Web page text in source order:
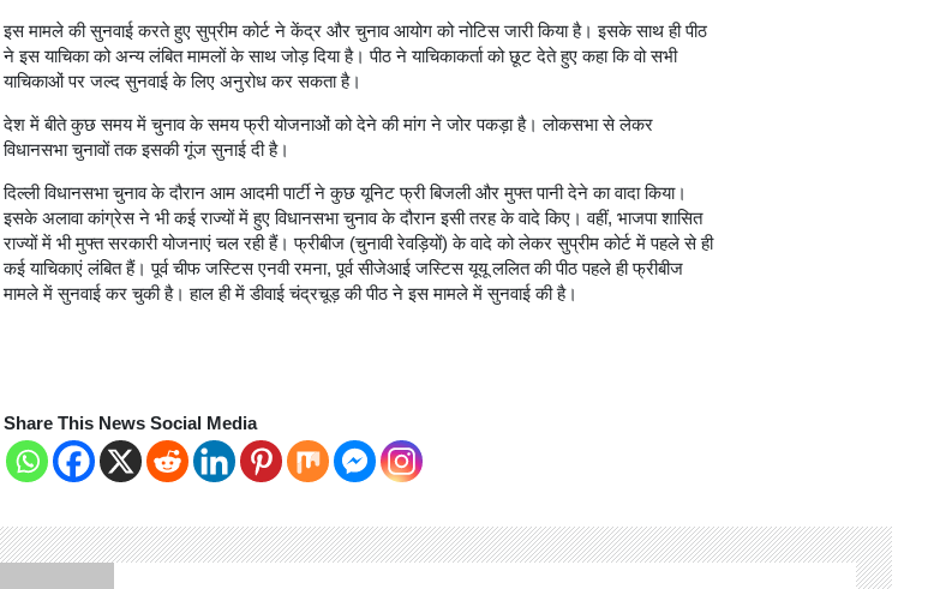
इस मामले की सुनवाई करते हुए सुप्रीम कोर्ट ने केंद्र और चुनाव आयोग को नोटिस जारी किया है। इसके साथ ही पीठ
ने इस याचिका को अन्य लंबित मामलों के साथ जोड़ दिया है। पीठ ने याचिकाकर्ता को छूट देते हुए कहा कि वो सभी
याचिकाओं पर जल्द सुनवाई के लिए अनुरोध कर सकता है।
देश में बीते कुछ समय में चुनाव के समय फ्री योजनाओं को देने की मांग ने जोर पकड़ा है। लोकसभा से लेकर
विधानसभा चुनावों तक इसकी गूंज सुनाई दी है।
दिल्ली विधानसभा चुनाव के दौरान आम आदमी पार्टी ने कुछ यूनिट फ्री बिजली और मुफ्त पानी देने का वादा किया।
इसके अलावा कांग्रेस ने भी कई राज्यों में हुए विधानसभा चुनाव के दौरान इसी तरह के वादे किए। वहीं, भाजपा शासित
राज्यों में भी मुफ्त सरकारी योजनाएं चल रही हैं। फ्रीबीज (चुनावी रेवड़ियों) के वादे को लेकर सुप्रीम कोर्ट में पहले से ही
कई याचिकाएं लंबित हैं। पूर्व चीफ जस्टिस एनवी रमना, पूर्व सीजेआई जस्टिस यूयू ललित की पीठ पहले ही फ्रीबीज
मामले में सुनवाई कर चुकी है। हाल ही में डीवाई चंद्रचूड़ की पीठ ने इस मामले में सुनवाई की है।
Share This News Social Media